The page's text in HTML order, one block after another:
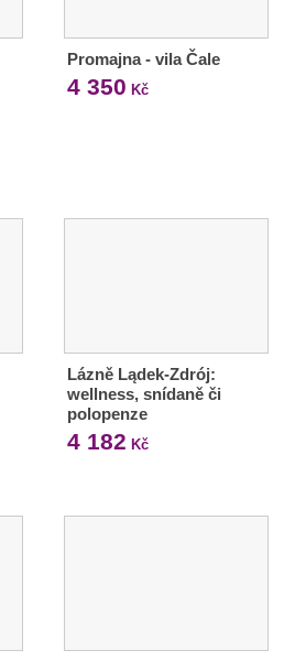
Promajna - vila Čale
4 350 Kč
Lázně Lądek-Zdrój:
wellness, snídaně či
polopenze
4 182 Kč